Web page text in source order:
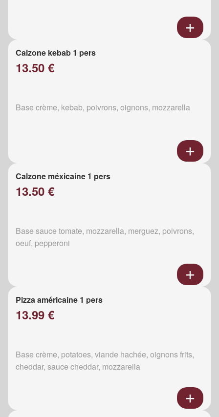
Calzone kebab 1 pers
13.50 €
Base crème, kebab, poivrons, oignons, mozzarella
Calzone méxicaine 1 pers
13.50 €
Base sauce tomate, mozzarella, merguez, poivrons,
oeuf, pepperoni
Pizza américaine 1 pers
13.99 €
Base crème, potatoes, viande hachée, oignons frits,
cheddar, sauce cheddar, mozzarella